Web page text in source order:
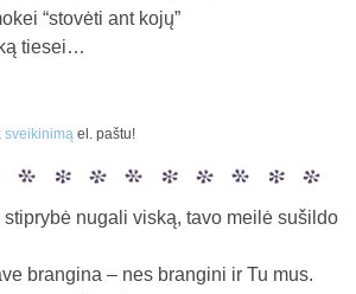
“stovėti ant kojų”
tiesei…
sveikinimą el. paštu!
nugali viską, tavo meilė sušildo
brangina – nes brangini ir Tu mus.